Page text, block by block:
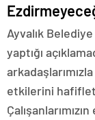
Ayvalık
yaptığı
etkilerini